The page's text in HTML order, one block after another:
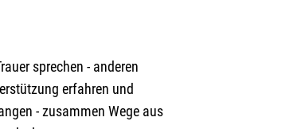
sprechen - anderen
erfahren und
- zusammen Wege aus